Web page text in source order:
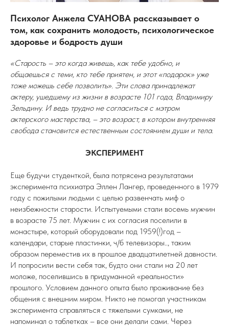
Психолог Анжела СУАНОВА рассказывает о
том, как сохранить молодость, психологическое
здоровье и бодрость души
«Старость – это когда живешь, как тебе удобно, и
общаешься с теми, кто тебе приятен, и этот «подарок» уже
тоже можешь себе позволить». Эти слова принадлежат
актеру, ушедшему из жизни в возрасте 101 года, Владимиру
Зельдину. И ведь трудно не согласиться с мэтром
актерского мастерства, – это возраст, в котором внутренняя
свобода становится естественным состоянием души и тела.
ЭКСПЕРИМЕНТ
Еще будучи студенткой, была потрясена результатами
эксперимента психиатра Эллен Лангер, проведенного в 1979
году с пожилыми людьми с целью развенчать миф о
неизбежности старости. Испытуемыми стали восемь мужчин
в возрасте 75 лет. Мужчин с их согласия поселили в
монастыре, который оборудовали под 1959(!)год –
календари, старые пластинки, ч/б телевизоры.., таким
образом переместив их в прошлое двадцатилетней давности.
И попросили вести себя так, будто они стали на 20 лет
моложе, поселившись в придуманной «реальности»
прошлого. Условием данного опыта было проживание без
общения с внешним миром. Никто не помогал участникам
эксперимента справляться с тяжелыми сумками, не
напоминал о таблетках – все они делали сами. Через